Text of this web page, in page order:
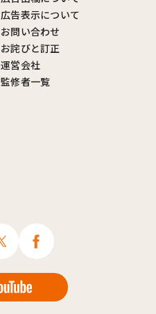
広告表示について
お問い合わせ
お詫びと訂正
運営会社
監修者一覧